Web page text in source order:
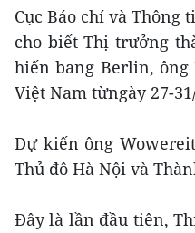
Cục Báo chí và Thông
cho biết Thị trưởng
hiến bang Berlin, ông
Việt Nam từngày 27-
Dự kiến ông
Thủ đô Hà Nội và
Đây là lần đầu tiên,